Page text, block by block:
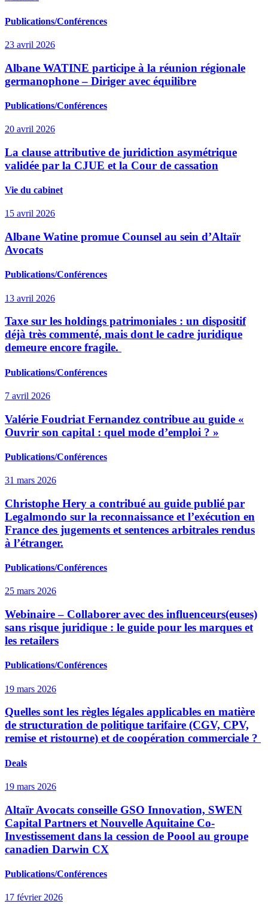
Publications/Conférences
23 avril 2026
Albane WATINE participe à la réunion régionale
germanophone – Diriger avec équilibre
Publications/Conférences
20 avril 2026
La clause attributive de juridiction asymétrique
validée par la CJUE et la Cour de cassation
Vie du cabinet
15 avril 2026
Albane Watine promue Counsel au sein d’Altaïr
Avocats
Publications/Conférences
13 avril 2026
Taxe sur les holdings patrimoniales : un dispositif
déjà très commenté, mais dont le cadre juridique
demeure encore fragile.
Publications/Conférences
7 avril 2026
Valérie Foudriat Fernandez contribue au guide «
Ouvrir son capital : quel mode d’emploi ? »
Publications/Conférences
31 mars 2026
Christophe Hery a contribué au guide publié par
Legalmondo sur la reconnaissance et l’exécution en
France des jugements et sentences arbitrales rendus
à l’étranger.
Publications/Conférences
25 mars 2026
Webinaire – Collaborer avec des influenceurs(euses)
sans risque juridique : le guide pour les marques et
les retailers
Publications/Conférences
19 mars 2026
Quelles sont les règles légales applicables en matière
de structuration de politique tarifaire (CGV, CPV,
remise et ristourne) et de coopération commerciale ?
Deals
19 mars 2026
Altaïr Avocats conseille GSO Innovation, SWEN
Capital Partners et Nouvelle Aquitaine Co-
Investissement dans la cession de Poool au groupe
canadien Darwin CX
Publications/Conférences
17 février 2026